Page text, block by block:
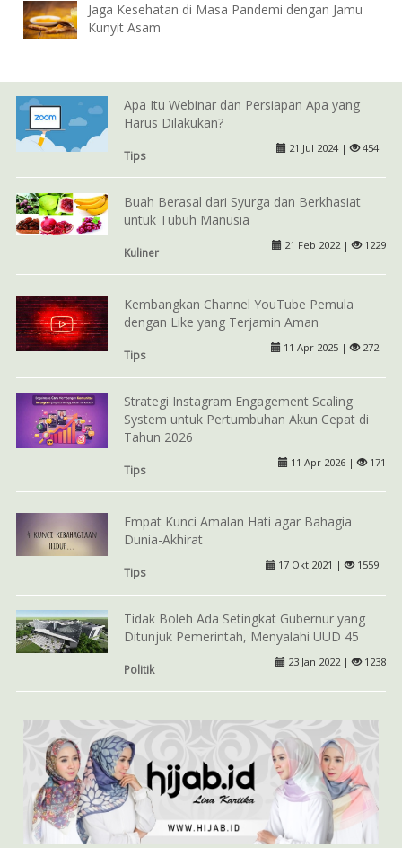
Jaga Kesehatan di Masa Pandemi dengan Jamu
Kunyit Asam
Apa Itu Webinar dan Persiapan Apa yang
Harus Dilakukan?
Tips
21 Jul 2024 | 454
Buah Berasal dari Syurga dan Berkhasiat
untuk Tubuh Manusia
Kuliner
21 Feb 2022 | 1229
Kembangkan Channel YouTube Pemula
dengan Like yang Terjamin Aman
Tips
11 Apr 2025 | 272
Strategi Instagram Engagement Scaling
System untuk Pertumbuhan Akun Cepat di
Tahun 2026
Tips
11 Apr 2026 | 171
Empat Kunci Amalan Hati agar Bahagia
Dunia-Akhirat
Tips
17 Okt 2021 | 1559
Tidak Boleh Ada Setingkat Gubernur yang
Ditunjuk Pemerintah, Menyalahi UUD 45
Politik
23 Jan 2022 | 1238